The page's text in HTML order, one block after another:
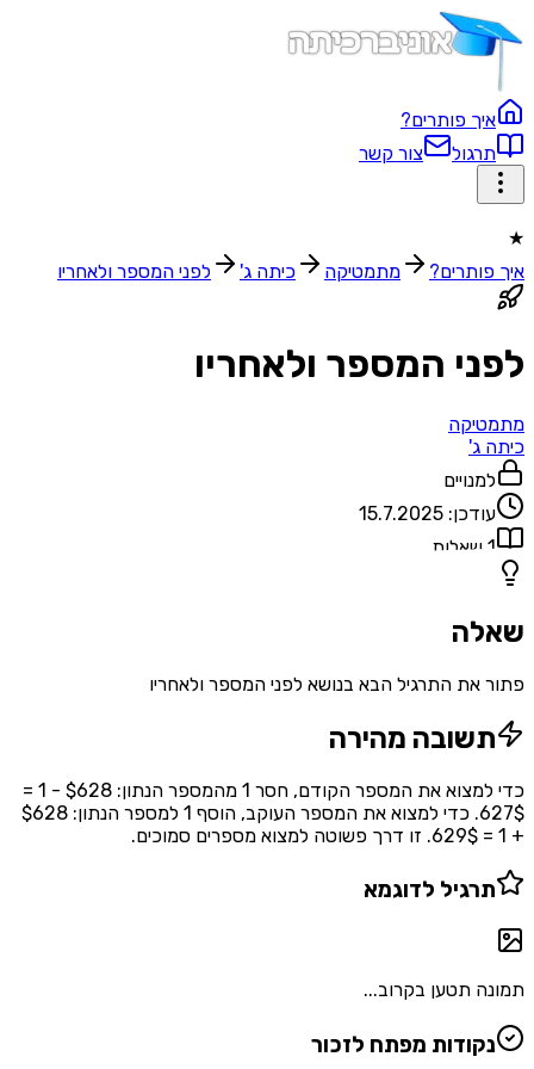
איך פותרים?
תרגול
צור קשר
★
איך פותרים?
מתמטיקה כיתה ג' לפני המספר ולאחריו
לפני המספר ולאחריו
מתמטיקה
כיתה ג'
למנויים
עודכן: 15.7.2025
1 שאלות
שאלה
פתור את התרגיל הבא בנושא לפני המספר ולאחריו
תשובה מהירה
כדי למצוא את המספר הקודם, חסר 1 מהמספר הנתון: $628 - 1 =
627$. כדי למצוא את המספר העוקב, הוסף 1 למספר הנתון: $628
+ 1 = 629$. זו דרך פשוטה למצוא מספרים סמוכים.
תרגיל לדוגמא
תמונה תטען בקרוב...
נקודות מפתח לזכור